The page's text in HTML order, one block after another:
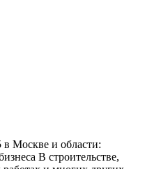
Москве и области:
В строительстве,